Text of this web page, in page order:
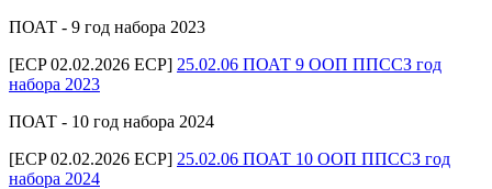
ПОАТ - 9 год набора 2023
[ECP 02.02.2026 ECP] 25.02.06 ПОАТ 9 ООП ППССЗ год
набора 2023
ПОАТ - 10 год набора 2024
[ECP 02.02.2026 ECP] 25.02.06 ПОАТ 10 ООП ППССЗ год
набора 2024